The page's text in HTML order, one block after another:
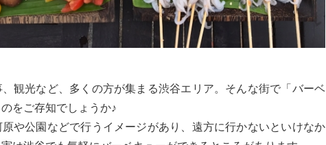
観光など、多くの方が集まる渋谷エリア。そんな街で「バーベ
をご存知でしょうか♪
や公園などで行うイメージがあり、遠方に行かないといけなか